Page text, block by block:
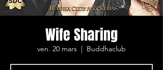
Wife Sharing
ven. 20 mars
  |
Buddhaclub